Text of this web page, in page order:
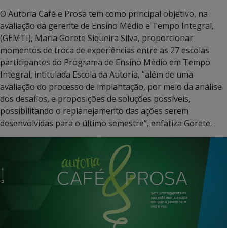
O Autoria Café e Prosa tem como principal objetivo, na
avaliação da gerente de Ensino Médio e Tempo Integral,
(GEMTI), Maria Gorete Siqueira Silva, proporcionar
momentos de troca de experiências entre as 27 escolas
participantes do Programa de Ensino Médio em Tempo
Integral, intitulada Escola da Autoria, “além de uma
avaliação do processo de implantação, por meio da análise
dos desafios, e proposições de soluções possíveis,
possibilitando o replanejamento das ações serem
desenvolvidas para o último semestre”, enfatiza Gorete.